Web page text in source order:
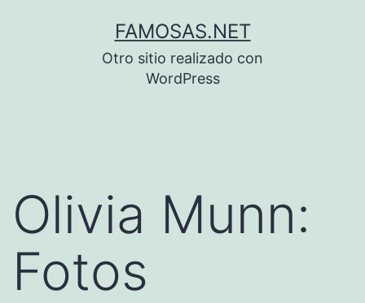
FAMOSAS.NET
Otro sitio realizado con
WordPress
Olivia Munn:
Fotos